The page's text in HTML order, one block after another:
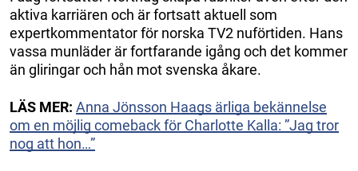
aktiva karriären och är fortsatt aktuell som
expertkommentator för norska TV2 nuförtiden. Hans
vassa munläder är fortfarande igång och det kommer
än gliringar och hån mot svenska åkare.
LÄS MER: Anna Jönsson Haags ärliga bekännelse
om en möjlig comeback för Charlotte Kalla: ”Jag tror
nog att hon…”